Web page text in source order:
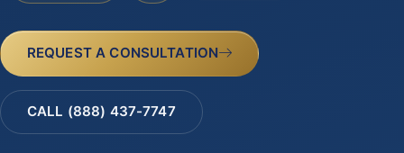
REQUEST A CONSULTATION
CALL (888) 437-7747